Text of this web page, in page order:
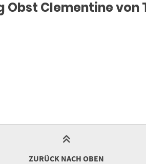
Clementine von
ZURÜCK NACH OBEN